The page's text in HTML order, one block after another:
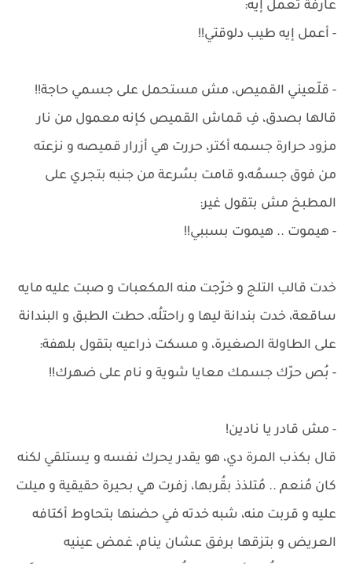
عارفة تعمل إيه:
- أعمل إيه طيب دلوقتي!!
- قلّعيني القميص، مش مستحمل على جسمي حاجة!!
قالها بصدق، فِ قماش القميص كإنه معمول من نار
مزود حرارة جسمه أكتر، حررت هي أزرار قميصه و نزعته
من فوق جسمُه،و قامت بسُرعة من جنبه بتجري على
المطبخ مش بتقول غير:
- هيموت .. هيموت بسببي!!
خدت قالب التلج و خرّجت منه المكعبات و صبت عليه مايه
ساقعة، خدت بندانة ليها و راحتلُه، حطت الطبق و البندانة
على الطاولة الصغيرة، و مسكت ذراعيه بتقول بلهفة:
- بُص حرّك جسمك معايا شوية و نام على ضهرك!!
- مش قادر يا نادين!
قال بكذب المرة دي، هو يقدر يحرك نفسه و يستلقي لكنه
كان مُنعم .. مُتلذذ بقُربها، زفرت هي بحيرة حقيقية و ميلت
عليه و قربت منه، شبه خدته في حضنها بتحاوط أكتافه
العريض و بتزقها برفق عشان ينام، غمض عينيه